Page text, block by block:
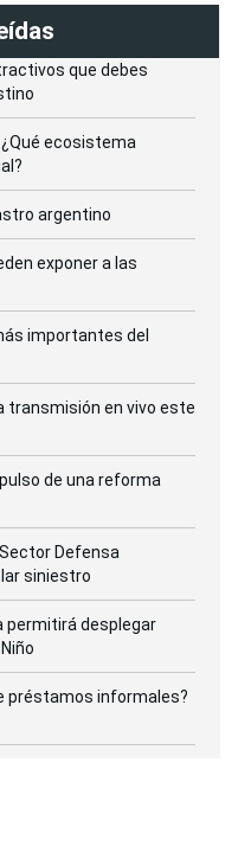
que debes
ecosistema
argentino
exponer a las
importantes del
transmisión en vivo este
de una reforma
Defensa
siniestro
permitirá desplegar
préstamos informales?